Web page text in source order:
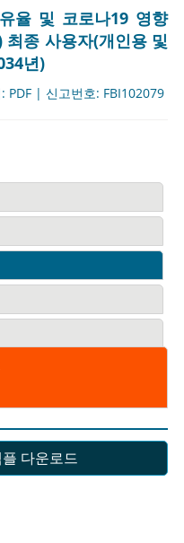
율 및 코로나19 영향
종 사용자(개인용 및
년)
PDF | 신고번호: FBI102079
다운로드